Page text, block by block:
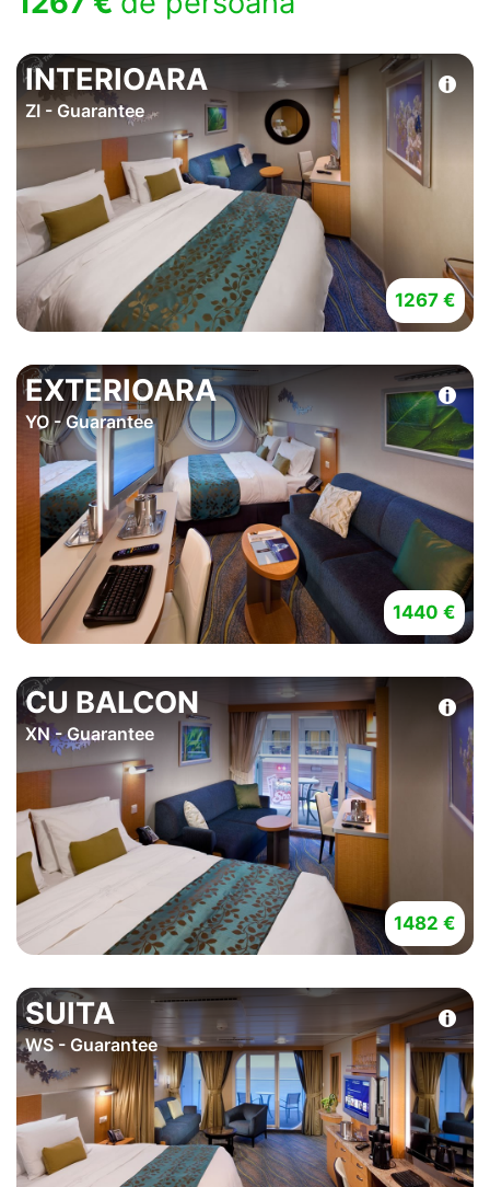
INTERIOARA
ZI - Guarantee
1267 €
EXTERIOARA
YO - Guarantee
1440 €
CU BALCON
XN - Guarantee
1482 €
SUITA
WS - Guarantee